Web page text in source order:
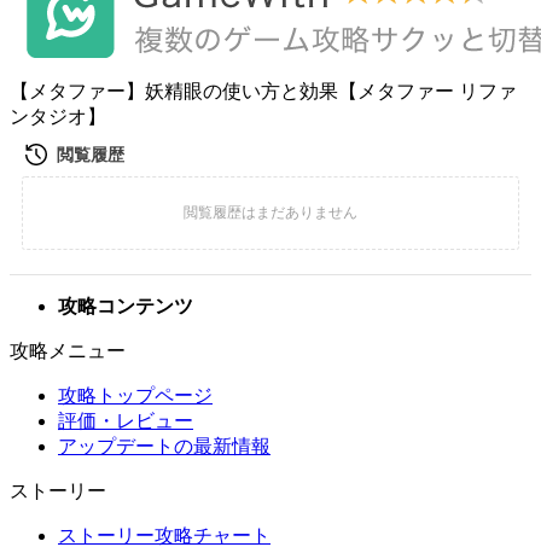
【メタファー】妖精眼の使い方と効果【メタファー リファ
ンタジオ】
攻略コンテンツ
攻略メニュー
攻略トップページ
評価・レビュー
アップデートの最新情報
ストーリー
ストーリー攻略チャート